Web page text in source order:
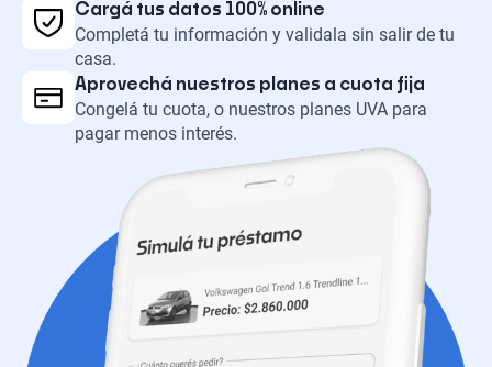
Cargá tus datos 100% online
Completá tu información y validala sin salir de tu
casa.
Aprovechá nuestros planes a cuota fija
Congelá tu cuota, o nuestros planes UVA para
pagar menos interés.